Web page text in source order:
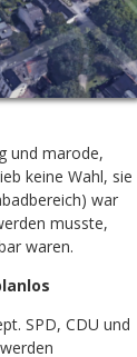
und marode,
keine Wahl, sie
war
musste,
waren.
SPD, CDU und